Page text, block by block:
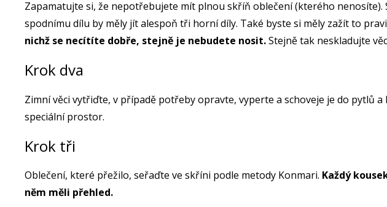
Zapamatujte si, že nepotřebujete mít plnou skříň oblečení (kterého nenosíte).
spodnímu dílu by měly jít alespoň tři horní díly. Také byste si měly zažít to
nichž se necítíte dobře, stejně je nebudete nosit.Stejně tak neskladujte
Krok dva
Zimní věci vytřiďte, v případě potřeby opravte, vyperte a schoveje je do pytlů
speciální prostor.
Krok tři
Oblečení, které přežilo, seřaďte ve skříni podle metody Konmari. Každý
něm měli přehled.